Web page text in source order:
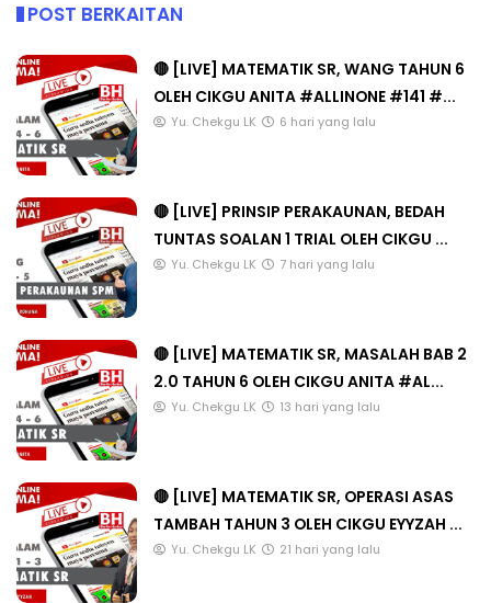
POST BERKAITAN
🔴 [LIVE] MATEMATIK SR, WANG TAHUN 6
OLEH CIKGU ANITA #ALLINONE #141 #...
Yu. Chekgu LK 6 hari yang lalu
🔴 [LIVE] PRINSIP PERAKAUNAN, BEDAH
TUNTAS SOALAN 1 TRIAL OLEH CIKGU ...
Yu. Chekgu LK 7 hari yang lalu
🔴 [LIVE] MATEMATIK SR, MASALAH BAB 2
2.0 TAHUN 6 OLEH CIKGU ANITA #AL...
Yu. Chekgu LK 13 hari yang lalu
🔴 [LIVE] MATEMATIK SR, OPERASI ASAS
TAMBAH TAHUN 3 OLEH CIKGU EYYZAH ...
Yu. Chekgu LK 21 hari yang lalu